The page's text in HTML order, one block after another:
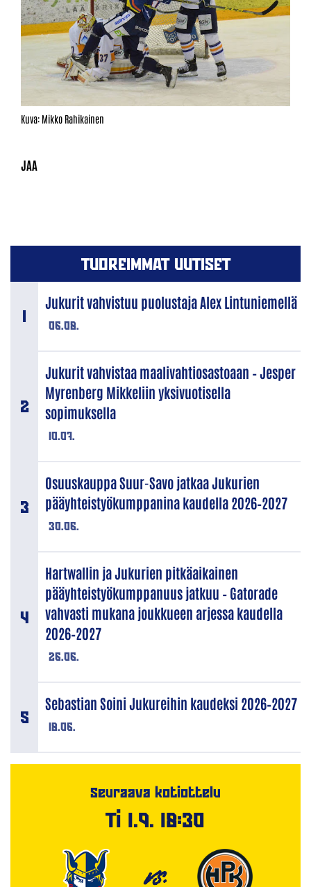
Kuva: Mikko Rahikainen
TUOREIMMAT UUTISET
06.08.
Jukurit vahvistuu puolustaja Alex Lintuniemellä
10.07.
Jukurit vahvistaa maalivahtiosastoaan – Jesper
Myrenberg Mikkeliin yksivuotisella
sopimuksella
30.06.
Osuuskauppa Suur-Savo jatkaa Jukurien
pääyhteistyökumppanina kaudella 2026–2027
26.06.
Hartwallin ja Jukurien pitkäaikainen
pääyhteistyökumppanuus jatkuu – Gatorade
vahvasti mukana joukkueen arjessa kaudella
2026–2027
18.06.
Sebastian Soini Jukureihin kaudeksi 2026–2027
Seuraava kotiottelu
Ti 1.9. 18:30
VS.